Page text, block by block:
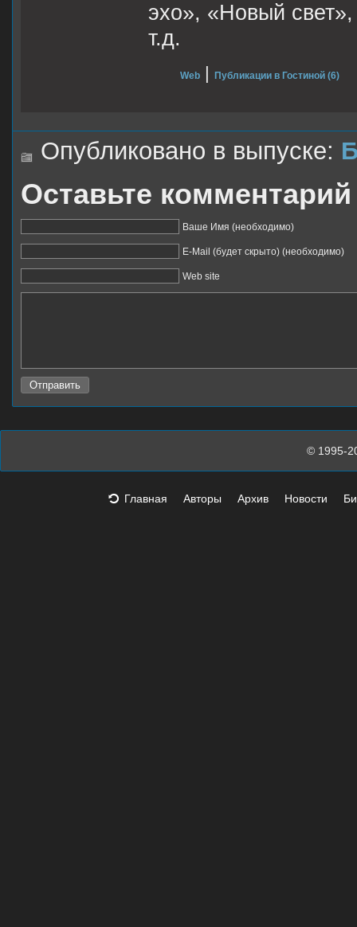
эхо», «Новый
т.д.
Web | Публикации в Гостиной (6)
Опубликовано в выпуске:
Оставьте комментарий
Ваше Имя (необходимо)
E-Mail (будет скрыто) (необходимо)
Web site
© 1995-
Главная Авторы Архив Новости